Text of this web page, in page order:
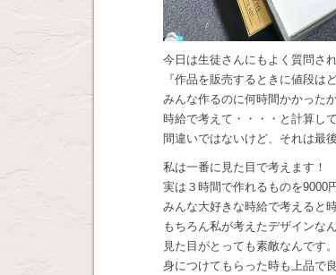
今日は生徒さんにもよく質問さ
『作品を販売するときに値段は
みんな作るのに何時間かかった
時給で考えて・・・・と計算し
間違いではないけど、それは最
私は一番に見た目で考えます！
実は３時間で作れるものを9000
みんな大好きな時給で考えると
もちろん私が考えたデザインな
見た目がとっても素敵なんです。
身につけてもらった時も上品で